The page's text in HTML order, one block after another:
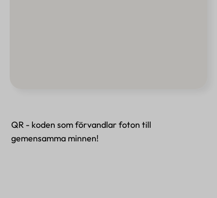
QR - koden som förvandlar foton till
gemensamma minnen!